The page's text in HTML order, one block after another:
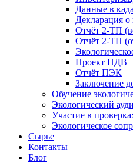
Данные в
Декларация
Отчёт 2-ТП
Отчёт 2-ТП
Проект НДВ
Отчёт ПЭК
Заключение
Обучение
Экологический
Участие в
Экологическое
Сырье
Контакты
Блог